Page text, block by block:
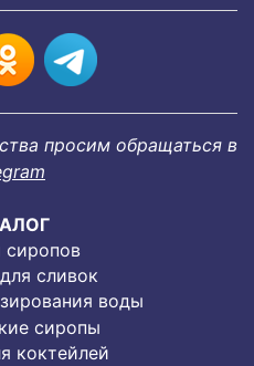
просим обращаться в
сливок
воды
сиропы
коктейлей